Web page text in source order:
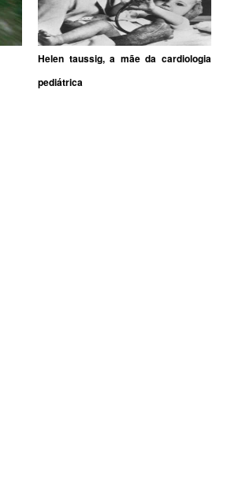
Helen taussig, a mãe da cardiologia
pediátrica